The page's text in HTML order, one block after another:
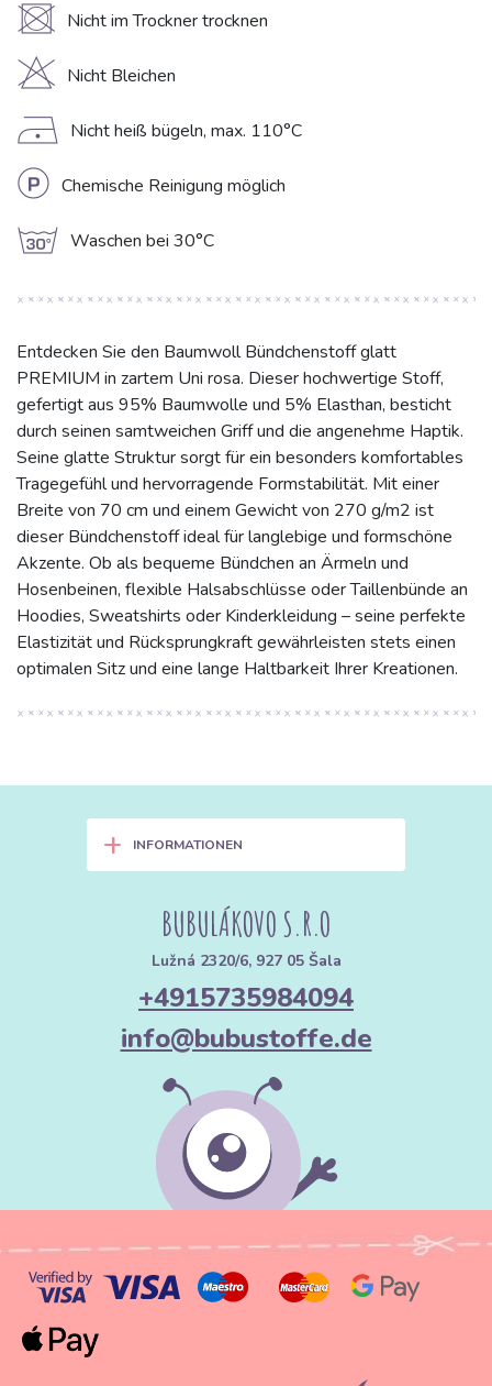
U Nicht im Trockner trocknen
H Nicht Bleichen
D Nicht heiß bügeln, max. 110°C
L Chemische Reinigung möglich
g Waschen bei 30°C
Entdecken Sie den Baumwoll Bündchenstoff glatt
PREMIUM in zartem Uni rosa. Dieser hochwertige Stoff,
gefertigt aus 95% Baumwolle und 5% Elasthan, besticht
durch seinen samtweichen Griff und die angenehme Haptik.
Seine glatte Struktur sorgt für ein besonders komfortables
Tragegefühl und hervorragende Formstabilität. Mit einer
Breite von 70 cm und einem Gewicht von 270 g/m2 ist
dieser Bündchenstoff ideal für langlebige und formschöne
Akzente. Ob als bequeme Bündchen an Ärmeln und
Hosenbeinen, flexible Halsabschlüsse oder Taillenbünde an
Hoodies, Sweatshirts oder Kinderkleidung – seine perfekte
Elastizität und Rücksprungkraft gewährleisten stets einen
optimalen Sitz und eine lange Haltbarkeit Ihrer Kreationen.
+ INFORMATIONEN
BUBULÁKOVO S.R.O
Lužná 2320/6, 927 05 Šala
+4915735984094
info@bubustoffe.de